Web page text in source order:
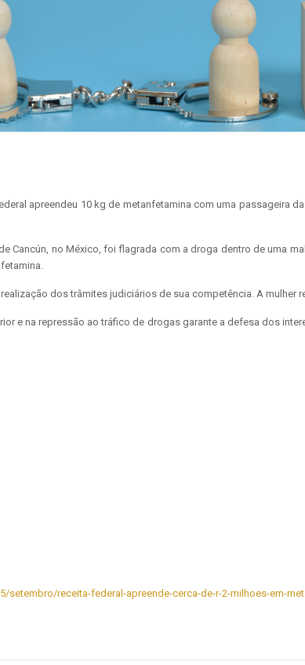
apreendeu 10 kg de metanfetamina com uma passageira
Cancún, no México, foi flagrada com a droga dentro de uma
dos trâmites judiciários de sua competência. A
e na repressão ao tráfico de drogas garante a defesa dos
receita-federal-apreende-cerca-de-r-2-milhoes-em-